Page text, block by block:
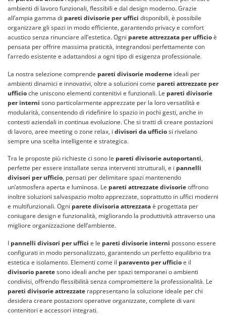
ambienti di lavoro funzionali, flessibili e dal design moderno. Grazie
all’ampia gamma di pareti divisorie per uffici disponibili, è possibile
organizzare gli spazi in modo efficiente, garantendo privacy e comfort
acustico senza rinunciare all’estetica. Ogni parete attrezzata per ufficioè
pensata per offrire massima praticità, integrandosi perfettamente con
l’arredo esistente e adattandosi a ogni tipo di esigenza professionale.
La nostra selezione comprende pareti divisorie moderne ideali per
ambienti dinamici e innovativi, oltre a soluzioni come pareti attrezzate per
ufficioche uniscono elementi contenitivi e funzionali. Le pareti divisorie
per interni sono particolarmente apprezzate per la loro versatilità e
modularità, consentendo di ridefinire lo spazio in pochi gesti, anche in
contesti aziendali in continua evoluzione. Che si tratti di creare postazioni
di lavoro, aree meeting o zone relax, i divisori da ufficiosi rivelano
sempre una scelta intelligente e strategica.
Tra le proposte più richieste ci sono le pareti divisorie autoportanti,
perfette per essere installate senza interventi strutturali, e i pannelli
divisori per ufficio, pensati per delimitare spazi mantenendo
un’atmosfera aperta e luminosa. Le pareti attrezzate divisorieoffrono
inoltre soluzioni salvaspazio molto apprezzate, soprattutto in uffici moderni
e multifunzionali. Ogni parete divisoria attrezzataè progettata per
coniugare design e funzionalità, migliorando la produttività attraverso una
migliore organizzazione dell’ambiente.
I pannelli divisori per uffici e le pareti divisorie interni possono essere
configurati in modo personalizzato, garantendo un perfetto equilibrio tra
estetica e isolamento. Elementi come il paravento per ufficioe il
divisorio paretesono ideali anche per spazi temporanei o ambienti
condivisi, offrendo flessibilità senza compromettere la professionalità. Le
pareti divisorie attrezzate rappresentano la soluzione ideale per chi
desidera creare postazioni operative organizzate, complete di vani
contenitori e accessori integrati.